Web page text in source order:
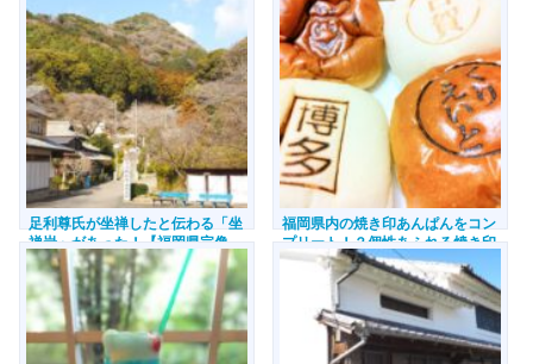
足利尊氏が坐禅したと伝わる「坐
禅岩」があった！【福岡県宗像
市】
福岡県内の焼き印あんぱんをコン
プリート！？個性あふれる焼き印
に出会った【八女市・大川市・朝
倉市・福岡市・北九州市・田川
市・宗像市・古賀市・新宮町】